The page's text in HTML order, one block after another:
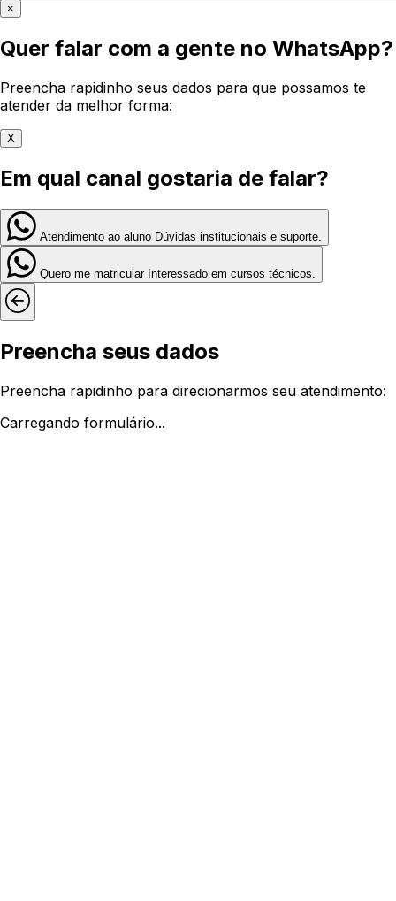
×
Quer falar com a gente no WhatsApp?
Preencha rapidinho seus dados para que possamos te
atender da melhor forma:
X
Em qual canal gostaria de falar?
Atendimento ao aluno Dúvidas institucionais e suporte.
Quero me matricular Interessado em cursos técnicos.
Preencha seus dados
Preencha rapidinho para direcionarmos seu atendimento:
Carregando formulário...